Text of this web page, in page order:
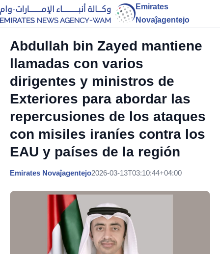
Emirates
Novaĵagentejo
Abdullah bin Zayed mantiene
llamadas con varios
dirigentes y ministros de
Exteriores para abordar las
repercusiones de los ataques
con misiles iraníes contra los
EAU y países de la región
Emirates Novaĵagentejo2026-03-13T03:10:44+04:00